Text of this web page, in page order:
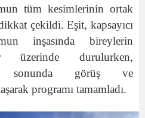
tüm kesimlerinin ortak
çekildi. Eşit, kapsayıcı
inşasında bireylerin
üzerinde durulurken,
sonunda görüş ve
programı tamamladı.